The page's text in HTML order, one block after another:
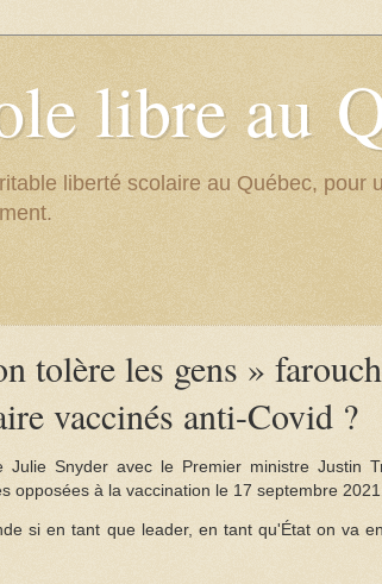
libre au
liberté scolaire au Québec, pour
tolère les gens »
vaccinés anti-Covid ?
Julie Snyder avec le Premier ministre Justin
opposées à la vaccination le 17 septembre 2021.
si en tant que leader, en tant qu'État on va